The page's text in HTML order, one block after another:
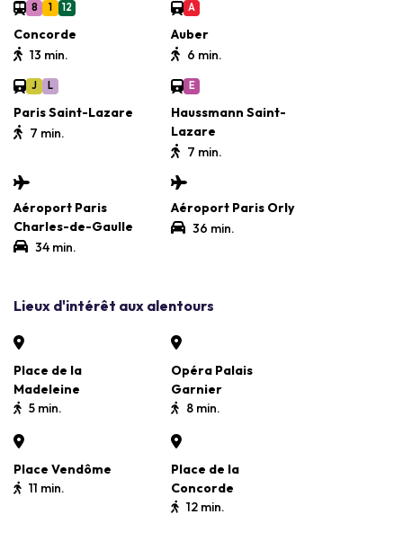
8 1 12
Concorde
13 min.
A
Auber
6 min.
J L
Paris Saint-Lazare
7 min.
E
Haussmann Saint-
Lazare
7 min.
Aéroport Paris
Charles-de-Gaulle
34 min.
Aéroport Paris Orly
36 min.
Lieux d'intérêt aux alentours
Place de la
Madeleine
5 min.
Opéra Palais
Garnier
8 min.
Place Vendôme
11 min.
Place de la
Concorde
12 min.